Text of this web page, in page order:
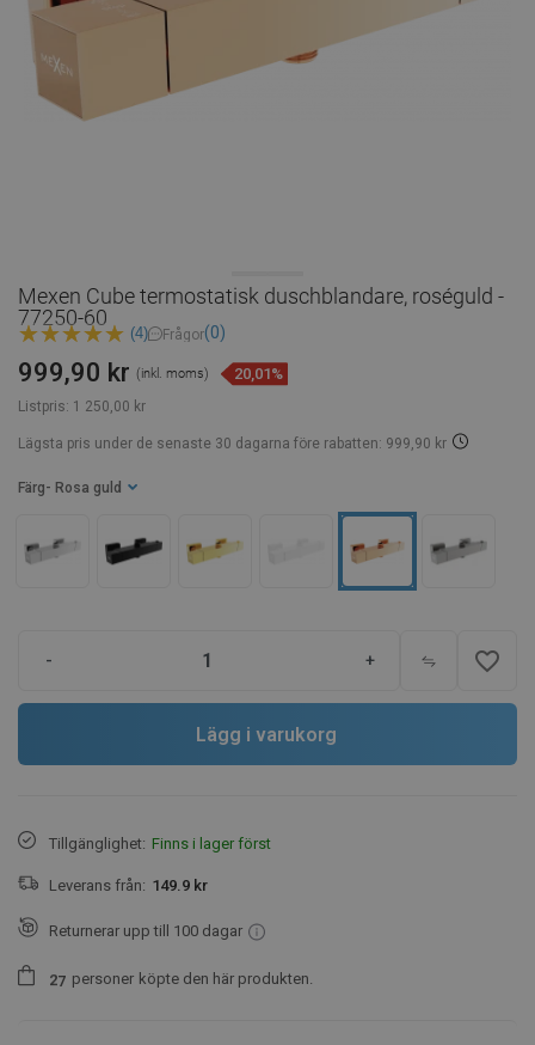
Mexen Cube termostatisk duschblandare, roséguld -
77250-60
(4) Frågor(0)
Listpris: 1 250,00 kr
999,90 kr (inkl. moms) 20,01%
Lägsta pris under de senaste 30 dagarna före rabatten: 999,90 kr
Färg - Rosa guld
- + favorite_border
Lägg i varukorg
Tillgänglighet: Finns i lager först
Leverans från: 149.9 kr
Returnerar upp till 100 dagar
27 personer köpte den här produkten.